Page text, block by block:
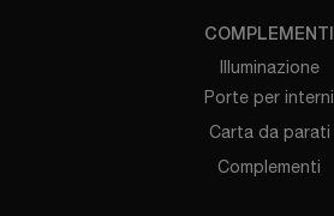
COMPLEMENTI
Illuminazione
Porte per interni
Carta da parati
Complementi